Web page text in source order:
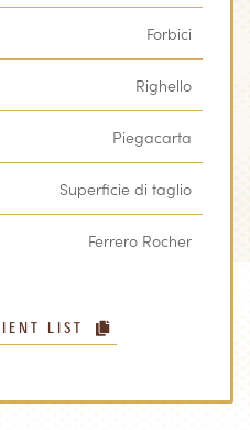
Forbici
Righello
Piegacarta
Superficie di taglio
Ferrero Rocher
LIST